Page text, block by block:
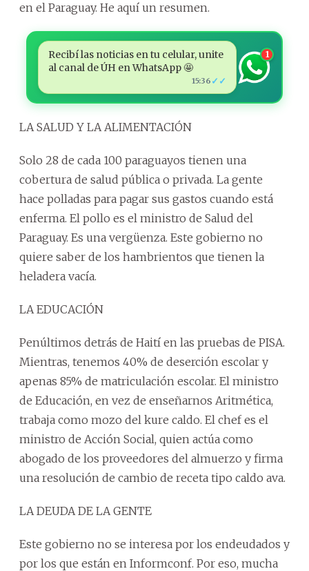
en el Paraguay. He aquí un resumen.
Recibí las noticias en tu celular, unite
al canal de ÚH en WhatsApp 🤩
15:36 ✓✓
1
LA SALUD Y LA ALIMENTACIÓN
Solo 28 de cada 100 paraguayos tienen una
cobertura de salud pública o privada. La gente
hace polladas para pagar sus gastos cuando está
enferma. El pollo es el ministro de Salud del
Paraguay. Es una vergüenza. Este gobierno no
quiere saber de los hambrientos que tienen la
heladera vacía.
LA EDUCACIÓN
Penúltimos detrás de Haití en las pruebas de PISA.
Mientras, tenemos 40% de deserción escolar y
apenas 85% de matriculación escolar. El ministro
de Educación, en vez de enseñarnos Aritmética,
trabaja como mozo del kure caldo. El chef es el
ministro de Acción Social, quien actúa como
abogado de los proveedores del almuerzo y firma
una resolución de cambio de receta tipo caldo ava.
LA DEUDA DE LA GENTE
Este gobierno no se interesa por los endeudados y
por los que están en Informconf. Por eso, mucha